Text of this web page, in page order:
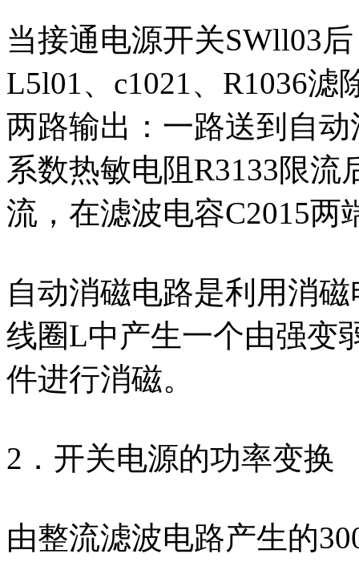
当接通电源开关SWll03
L5l01、c1021、R1036
两路输出：一路送到自
系数热敏电阻R3133限流
流，在滤波电容C2015两
自动消磁电路是利用消
线圈L中产生一个由强变
件进行消磁。
2．开关电源的功率变换
由整流滤波电路产生的